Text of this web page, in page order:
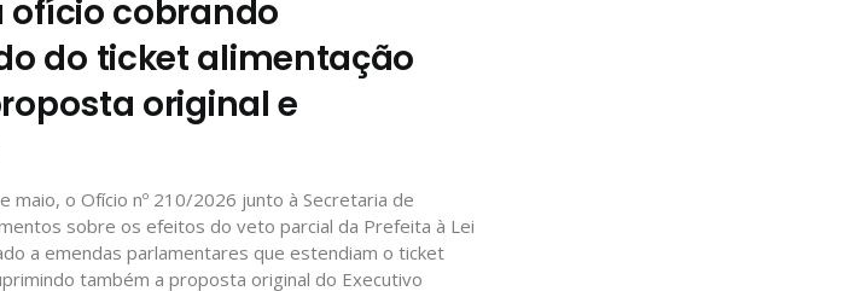
ofício cobrando
do ticket alimentação
original e
maio, o Ofício nº 210/2026 junto à Secretaria de
sobre os efeitos do veto parcial da Prefeita à Lei
a emendas parlamentares que estendiam o ticket
também a proposta original do Executivo